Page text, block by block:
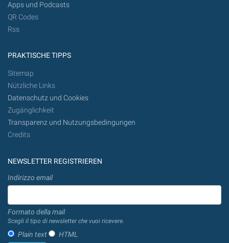
Apps und Podcasts
QR Codes
Rss
PRAKTISCHE TIPPS
Sitemap
Nützliche Links
Datenschutz und Cookies
Zugänglichkeit
Transparenz und Nutzungsbedingungen
Credits
NEWSLETTER REGISTRIEREN
Indirizzo email
Formato della mail
Scegli il tipo di newsletter che vuoi ricevere.
Plain text HTML